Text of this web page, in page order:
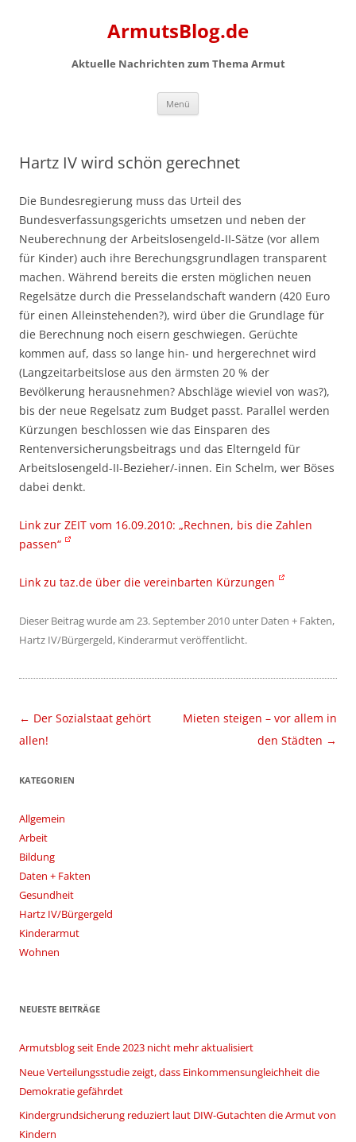
ArmutsBlog.de
Aktuelle Nachrichten zum Thema Armut
Menü
Hartz IV wird schön gerechnet
Die Bundesregierung muss das Urteil des
Bundesverfassungsgerichts umsetzen und neben der
Neuberechnung der Arbeitslosengeld-II-Sätze (vor allem
für Kinder) auch ihre Berechungsgrundlagen transparent
machen. Während bereits die ersten möglichen neuen
Regelsätze durch die Presselandschaft wandern (420 Euro
für einen Alleinstehenden?), wird über die Grundlage für
die Berechnung noch eisern geschwiegen. Gerüchte
kommen auf, dass so lange hin- und hergerechnet wird
(Langzeitarbeitslose aus den ärmsten 20 % der
Bevölkerung herausnehmen? Abschläge wieviel von was?),
bis der neue Regelsatz zum Budget passt. Parallel werden
Kürzungen beschlossen wie das Einsparen des
Rentenversicherungsbeitrags und das Elterngeld für
Arbeitslosengeld-II-Bezieher/-innen. Ein Schelm, wer Böses
dabei denkt.
Link zur ZEIT vom 16.09.2010: „Rechnen, bis die Zahlen
passen“
Link zu taz.de über die vereinbarten Kürzungen
Dieser Beitrag wurde am 23. September 2010 unter Daten + Fakten,
Hartz IV/Bürgergeld, Kinderarmutveröffentlicht.
Beitragsnavigation
← Der Sozialstaat gehört
allen!
Mieten steigen – vor allem in
den Städten →
KATEGORIEN
Allgemein
Arbeit
Bildung
Daten + Fakten
Gesundheit
Hartz IV/Bürgergeld
Kinderarmut
Wohnen
NEUESTE BEITRÄGE
Armutsblog seit Ende 2023 nicht mehr aktualisiert
Neue Verteilungsstudie zeigt, dass Einkommensungleichheit die
Demokratie gefährdet
Kindergrundsicherung reduziert laut DIW-Gutachten die Armut von
Kindern